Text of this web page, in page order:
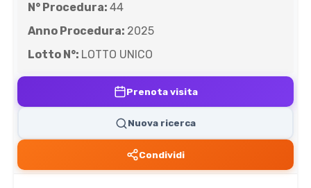
N° Procedura: 44
Anno Procedura: 2025
Lotto N°: LOTTO UNICO
Prenota visita
Nuova ricerca
Condividi